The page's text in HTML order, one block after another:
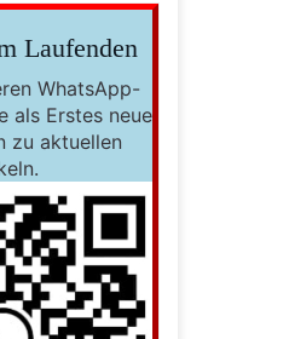
Laufenden
WhatsApp-
als Erstes neue
zu aktuellen